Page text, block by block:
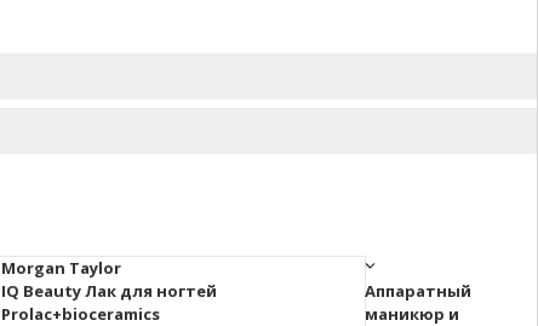
Morgan Taylor
IQ Beauty Лак для ногтей
Prolac+bioceramics
Аппаратный
маникюр и